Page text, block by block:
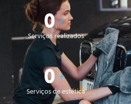
0+
Serviços realizados
0+
Serviços de estética